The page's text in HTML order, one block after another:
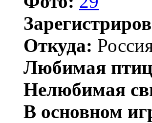
Откуда:
Любимая
Нелюбимая
В основном